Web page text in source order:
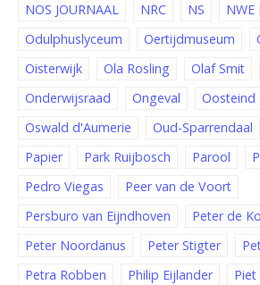
NOS JOURNAAL
NRC NS
NWE
Odulphuslyceum
Oertijdmuseum
Oisterwijk
Ola Rosling Olaf Smit
Onderwijsraad
Ongeval
Oosteind
Oswald d'Aumerie
Oud-Sparrendaal
Papier
Park Ruijbosch Parool
Pedro Viegas
Peer van de Voort
Persburo van Eijndhoven
Peter de
Peter Noordanus
Peter Stigter
Petra Robben
Philip Eijlander